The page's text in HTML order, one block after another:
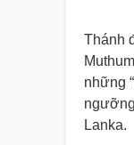
Thánh
những
Lanka.